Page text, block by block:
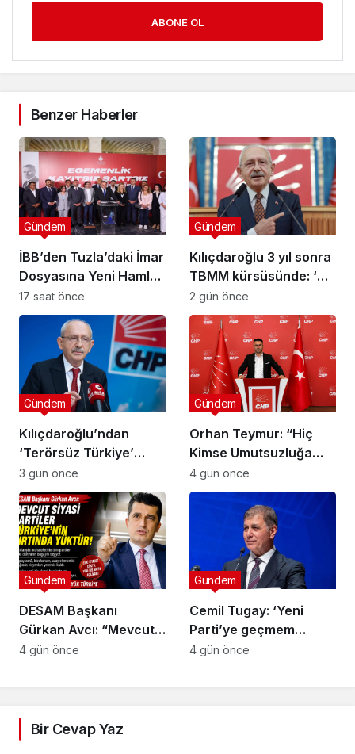
ABONE OL
Benzer Haberler
İBB’den Tuzla’daki İmar
Dosyasına Yeni Hamle:
“Mesele Siyaset Değil,
Kamu Yararı”
Gündem
17 saat önce
Kılıçdaroğlu 3 yıl sonra
TBMM kürsüsünde: ‘Biz
çalıp çırpmayı bilmeyiz’
Gündem
2 gün önce
Kılıçdaroğlu’ndan
‘Terörsüz Türkiye’
mesajı: ‘Terörün
bitmesi ve üniter yapı
kırmızı çizgimizdir’
Gündem
3 gün önce
Orhan Teymur: “Hiç
Kimse Umutsuzluğa
Kapılmasın”
Gündem
4 gün önce
DESAM Başkanı
Gürkan Avcı: “Mevcut
Siyasi Partiler
Gündem
4 gün önce
Cemil Tugay: ‘Yeni
Parti’ye geçmem
mümkün değil, sıkıntılı
Gündem
4 gün önce
Bir Cevap Yaz